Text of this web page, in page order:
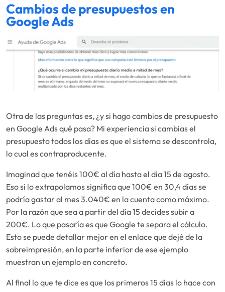
Cambios de presupuestos en
Google Ads
Otra de las preguntas es, ¿y si hago cambios de presupuesto
en Google Ads qué pasa? Mi experiencia si cambias el
presupuesto todos los días es que el sistema se descontrola,
lo cual es contraproducente.
Imaginad que tenéis 100€ al día hasta el día 15 de agosto.
Eso si lo extrapolamos significa que 100€ en 30,4 días se
podría gastar al mes 3.040€ en la cuenta como máximo.
Por la razón que sea a partir del día 15 decides subir a
200€. Lo que pasaría es que Google te separa el cálculo.
Esto se puede detallar mejor en el enlace que dejé de la
sobreimpresión, en la parte inferior de ese ejemplo
muestran un ejemplo en concreto.
Al final lo que te dice es que los primeros 15 días lo hace con